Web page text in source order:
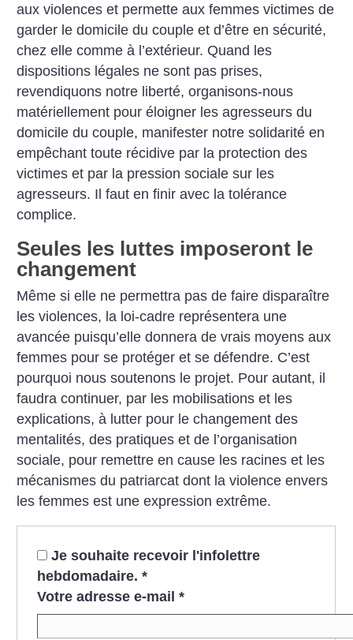
aux violences et permette aux femmes victimes de
garder le domicile du couple et d’être en sécurité,
chez elle comme à l’extérieur. Quand les
dispositions légales ne sont pas prises,
revendiquons notre liberté, organisons-nous
matériellement pour éloigner les agresseurs du
domicile du couple, manifester notre solidarité en
empêchant toute récidive par la protection des
victimes et par la pression sociale sur les
agresseurs. Il faut en finir avec la tolérance
complice.
Seules les luttes imposeront le
changement
Même si elle ne permettra pas de faire disparaître
les violences, la loi-cadre représentera une
avancée puisqu’elle donnera de vrais moyens aux
femmes pour se protéger et se défendre. C’est
pourquoi nous soutenons le projet. Pour autant, il
faudra continuer, par les mobilisations et les
explications, à lutter pour le changement des
mentalités, des pratiques et de l’organisation
sociale, pour remettre en cause les racines et les
mécanismes du patriarcat dont la violence envers
les femmes est une expression extrême.
Je souhaite recevoir l'infolettre
hebdomadaire. *
Votre adresse e-mail *